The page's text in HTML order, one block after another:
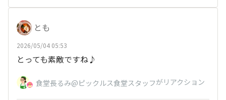
とも
2026/05/04 05:53
とっても素敵ですね♪
食堂長るみ@ピックルス食堂スタッフがリアクション